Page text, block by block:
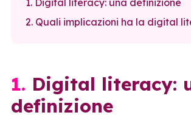
2. Quali implicazioni ha la digital
1. Digital literacy: una
definizione